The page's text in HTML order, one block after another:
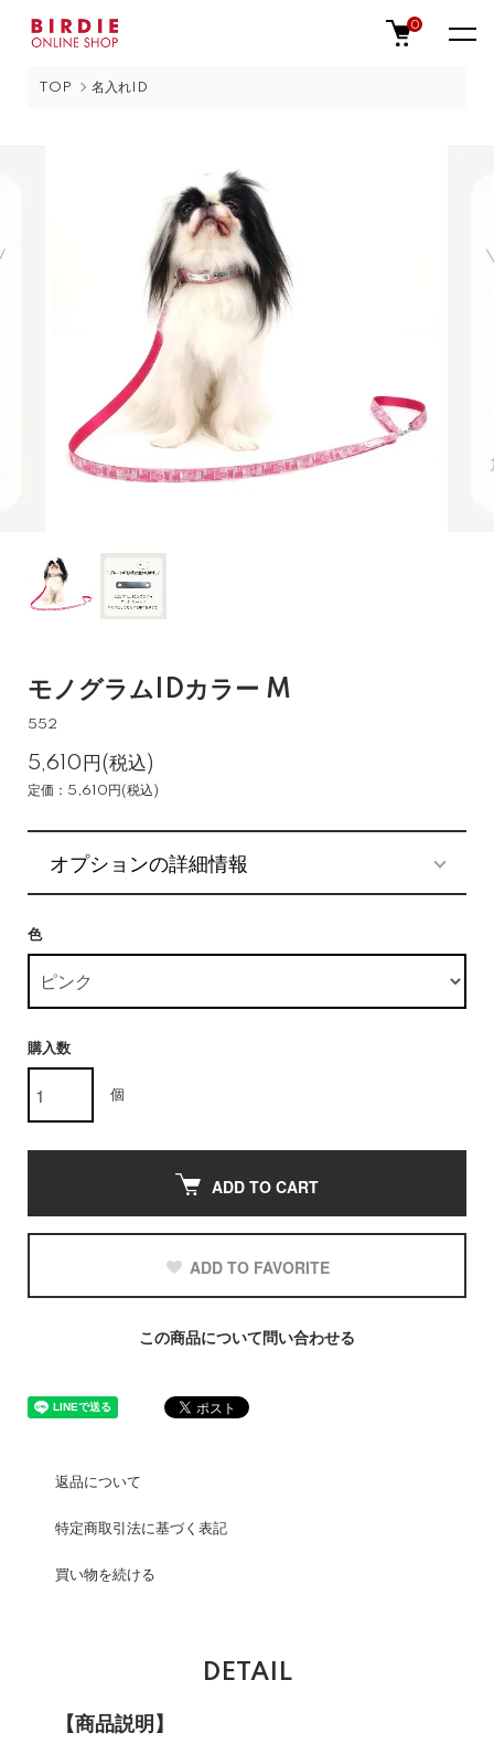
0
TOP 名入れID
モノグラムIDカラー M
552
5,610円(税込)
定価：5,610円(税込)
オプションの詳細情報
色
購入数
個
ADD TO CART
ADD TO FAVORITE
この商品について問い合わせる
返品について
特定商取引法に基づく表記
買い物を続ける
DETAIL
【商品説明】